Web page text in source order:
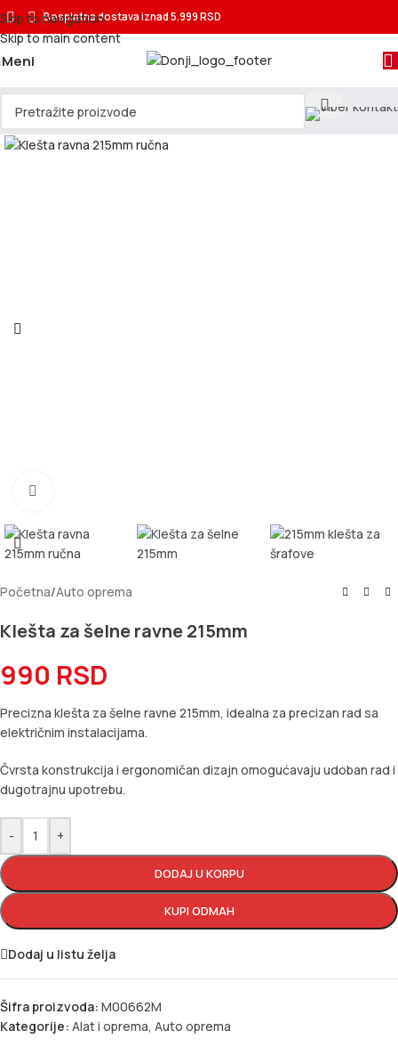
Skip to navigation
Skip to main content
Besplatna dostava iznad 5.999 RSD
Meni
Početna/Auto oprema
Klešta za šelne ravne 215mm
990 RSD
Precizna klešta za šelne ravne 215mm, idealna za precizan rad sa
električnim instalacijama.
Čvrsta konstrukcija i ergonomičan dizajn omogućavaju udoban rad i
dugotrajnu upotrebu.
- +
DODAJ U KORPU
KUPI ODMAH
Dodaj u listu želja
Šifra proizvoda: M00662M
Kategorije: Alat i oprema, Auto oprema